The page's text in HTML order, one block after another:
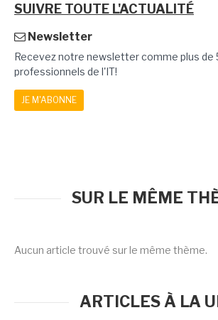
SUIVRE TOUTE L'ACTUALITÉ
Newsletter
Recevez notre newsletter comme plus
professionnels de l'IT!
JE M'ABONNE
SUR LE MÊME
Aucun article trouvé sur le même thème.
ARTICLES À LA